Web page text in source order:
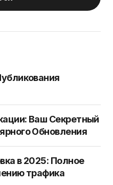
Ваш Секретный
Обновления
в 2025: Полное
трафика